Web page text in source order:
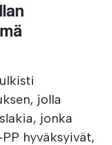
jolla
jonka
hyväksyivät,